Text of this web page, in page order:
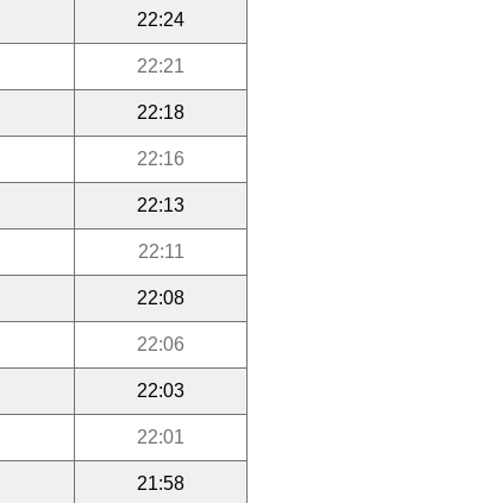
22:24
22:21
22:18
22:16
22:13
22:11
22:08
22:06
22:03
22:01
21:58